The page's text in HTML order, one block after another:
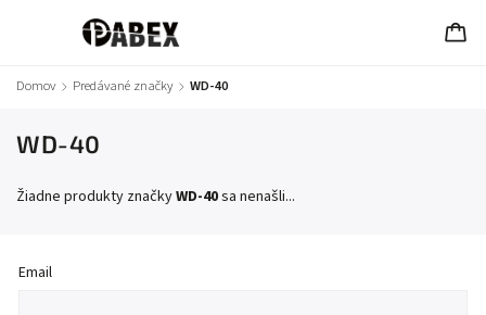
Domov / Predávané značky / WD-40
WD-40
Žiadne produkty značkyWD-40sa nenašli...
Email